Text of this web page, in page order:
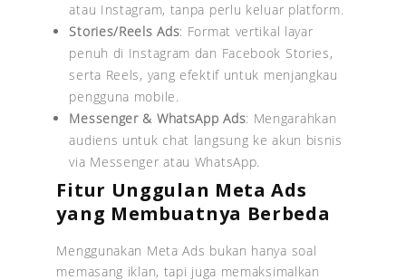
atau Instagram, tanpa perlu keluar platform.
Stories/Reels Ads: Format vertikal layar
penuh di Instagram dan Facebook Stories,
serta Reels, yang efektif untuk menjangkau
pengguna mobile.
Messenger & WhatsApp Ads: Mengarahkan
audiens untuk chat langsung ke akun bisnis
via Messenger atau WhatsApp.
Fitur Unggulan Meta Ads
yang Membuatnya Berbeda
Menggunakan Meta Ads bukan hanya soal
memasang iklan, tapi juga memaksimalkan